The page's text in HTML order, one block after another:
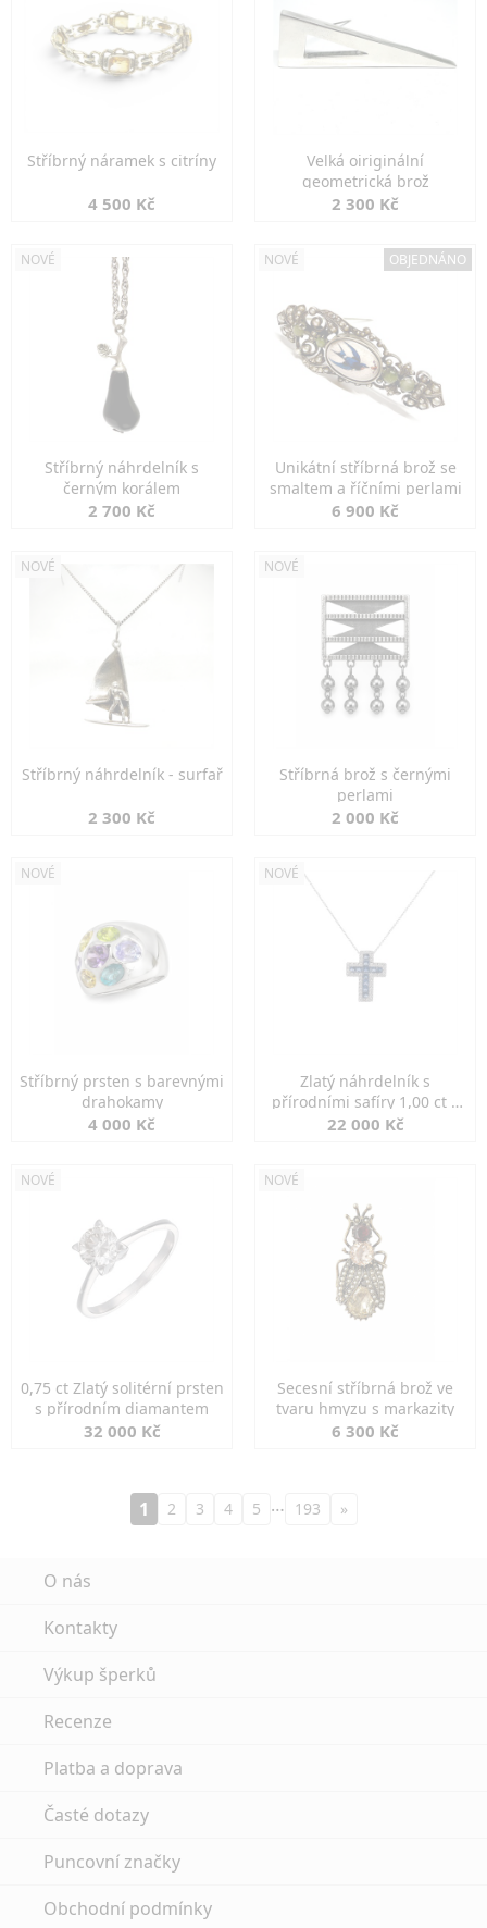
Stříbrný náramek s citríny
4 500 Kč
Velká oiriginální
geometrická brož
2 300 Kč
NOVÉ
Stříbrný náhrdelník s
černým korálem
2 700 Kč
NOVÉ OBJEDNÁNO
Unikátní stříbrná brož se
smaltem a říčními perlami
6 900 Kč
NOVÉ
Stříbrný náhrdelník - surfař
2 300 Kč
NOVÉ
Stříbrná brož s černými
perlami
2 000 Kč
NOVÉ
Stříbrný prsten s barevnými
drahokamy
4 000 Kč
NOVÉ
Zlatý náhrdelník s
přírodními safíry 1,00 ct a
diamanty
22 000 Kč
NOVÉ
0,75 ct Zlatý solitérní prsten
s přírodním diamantem
32 000 Kč
NOVÉ
Secesní stříbrná brož ve
tvaru hmyzu s markazity
6 300 Kč
1 2 3 4 5 … 193 »
O nás
Kontakty
Výkup šperků
Recenze
Platba a doprava
Časté dotazy
Puncovní značky
Obchodní podmínky